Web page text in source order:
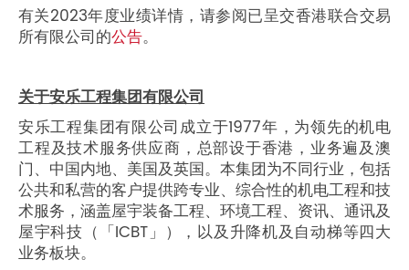
有关2023年度业绩详情，请参阅已呈交香港联合交易
所有限公司的公告。
关于安乐工程集团有限公司
安乐工程集团有限公司成立于1977年，为领先的机电
工程及技术服务供应商，总部设于香港，业务遍及澳
门、中国内地、美国及英国。本集团为不同行业，包括
公共和私营的客户提供跨专业、综合性的机电工程和技
术服务，涵盖屋宇装备工程、环境工程、资讯、通讯及
屋宇科技（「ICBT」），以及升降机及自动梯等四大
业务板块。